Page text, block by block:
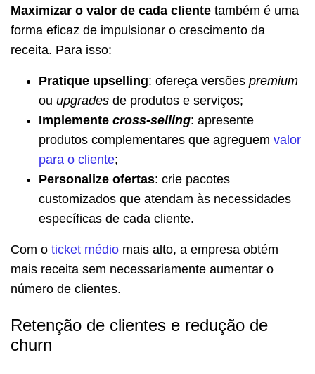
Maximizar o valor de cada cliente também é uma
forma eficaz de impulsionar o crescimento da
receita. Para isso:
Pratique upselling: ofereça versões premium
ou upgrades de produtos e serviços;
Implemente cross-selling: apresente
produtos complementares que agreguem valor
para o cliente;
Personalize ofertas: crie pacotes
customizados que atendam às necessidades
específicas de cada cliente.
Com o ticket médio mais alto, a empresa obtém
mais receita sem necessariamente aumentar o
número de clientes.
Retenção de clientes e redução de
churn